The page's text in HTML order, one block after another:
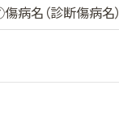
病名（診断傷病名）